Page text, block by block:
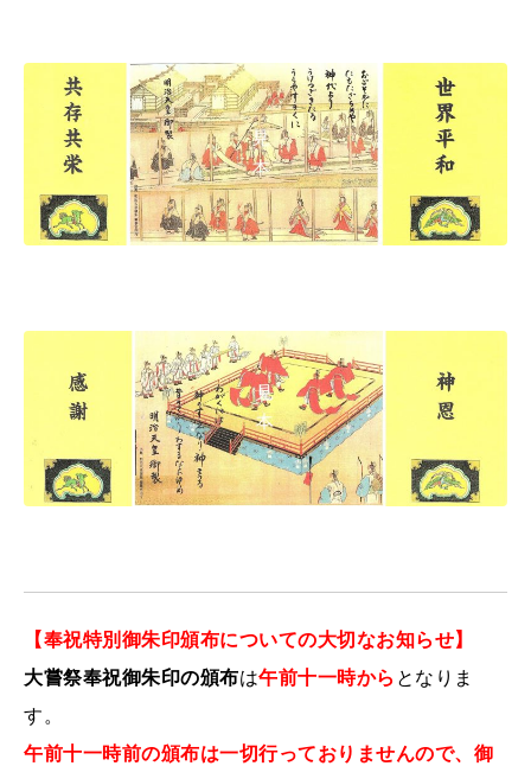
【奉祝特別御朱印頒布についての大切なお知らせ】
大嘗祭奉祝御朱印の頒布は午前十一時から となりま
す。
午前十一時前の頒布は一切行っておりませんので、御